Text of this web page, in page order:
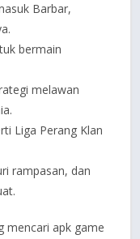
Barbar,
bermain
melawan
Liga Perang Klan
rampasan, dan
mencari apk game